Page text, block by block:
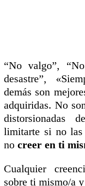
“No valgo”,
desastre”,
demás son
adquiridas. No
distorsionadas
limitarte si no las
no creer en ti
Cualquier
sobre ti mismo/a